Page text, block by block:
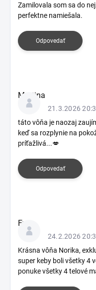
Zamilovala som sa do
perfektne namiešala.
Odpovedať
Martina
21.3.2026
táto vôňa je naozaj
keď sa rozplynie na
príťažlivá...💋
Odpovedať
Eva
24.2.2026
Krásna vôňa Norika,
super keby boli všetky 4
ponuke všetky 4 telové